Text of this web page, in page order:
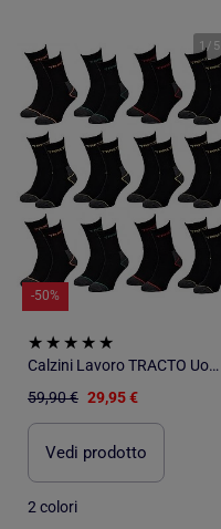
1 / 5
-50%
Calzini Lavoro TRACTO Uomo Resistenza Qualità Pro - Confezione da 12
59,90 € 29,95 €
Vedi prodotto
2 colori